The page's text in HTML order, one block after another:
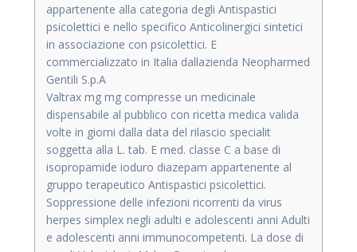
appartenente alla categoria degli Antispastici
psicolettici e nello specifico Anticolinergici sintetici
in associazione con psicolettici. E
commercializzato in Italia dallazienda Neopharmed
Gentili S.p.A
Valtrax mg mg compresse un medicinale
dispensabile al pubblico con ricetta medica valida
volte in giorni dalla data del rilascio specialit
soggetta alla L. tab. E med. classe C a base di
isopropamide ioduro diazepam appartenente al
gruppo terapeutico Antispastici psicolettici.
Soppressione delle infezioni ricorrenti da virus
herpes simplex negli adulti e adolescenti anni Adulti
e adolescenti anni immunocompetenti. La dose di